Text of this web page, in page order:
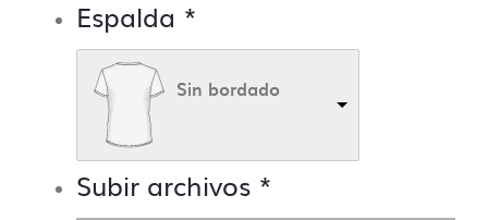
Espalda *
Sin bordado
Subir archivos *